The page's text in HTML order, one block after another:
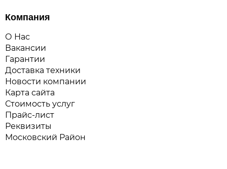
Компания
О Нас
Вакансии
Гарантии
Доставка техники
Новости компании
Карта сайта
Стоимость услуг
Прайс-лист
Реквизиты
Московский Район